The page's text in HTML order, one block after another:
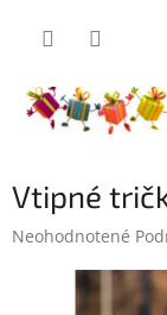
Vtipné
Priemerné
Neohodnotené
Dobrý darček